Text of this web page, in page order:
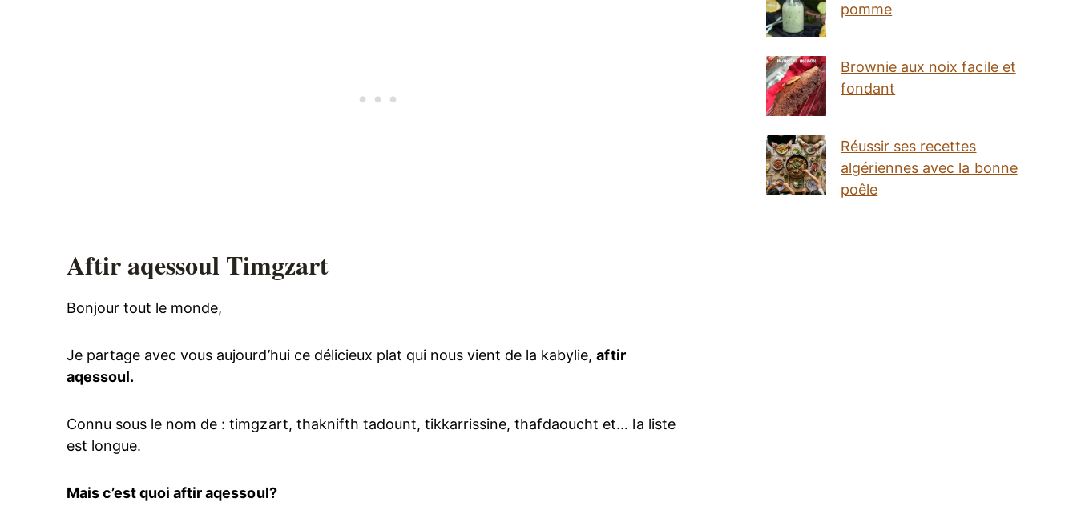
Aftir aqessoul Timgzart
Bonjour tout le monde,
Je partage avec vous aujourd’hui ce délicieux plat qui nous vient de la kabylie,aftir
aqessoul.
Connu sous le nom de : timgzart, thaknifth tadount, tikkarrissine, thafdaoucht et… la liste
est longue.
Mais c’est quoi aftir aqessoul?
pomme
Brownie aux noix facile et
fondant
Réussir ses recettes
algériennes avec la bonne
poêle